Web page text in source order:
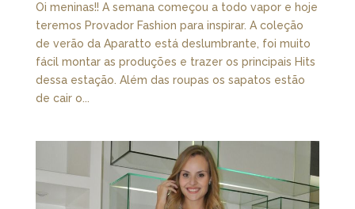
Oi meninas!! A semana começou a todo vapor e hoje
teremos Provador Fashion para inspirar. A coleção
de verão da Aparatto está deslumbrante, foi muito
fácil montar as produções e trazer os principais Hits
dessa estação. Além das roupas os sapatos estão
de cair o...